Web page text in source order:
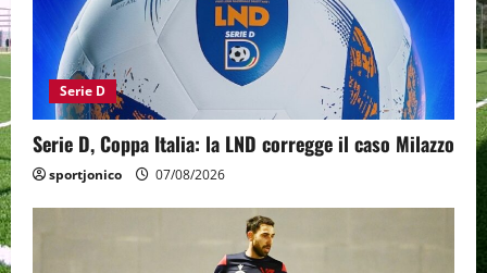
Serie D
Serie D, Coppa Italia: la LND corregge il caso Milazzo
sportjonico 07/08/2026